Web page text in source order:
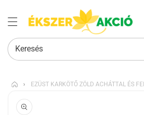
Keresés
› EZÜST KARKÖTŐ ZÖLD ACHÁTTAL ÉS
UGRÁS A
TERMÉKADATOKRA